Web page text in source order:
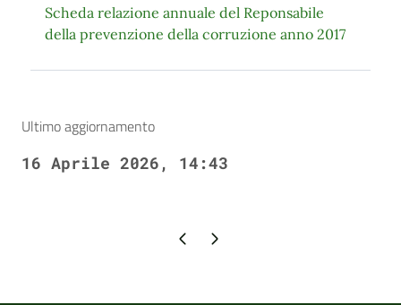
Scheda relazione annuale del Reponsabile
della prevenzione della corruzione anno 2017
Ultimo aggiornamento
16 Aprile 2026, 14:43
Pagina precedente
Pagina successiva